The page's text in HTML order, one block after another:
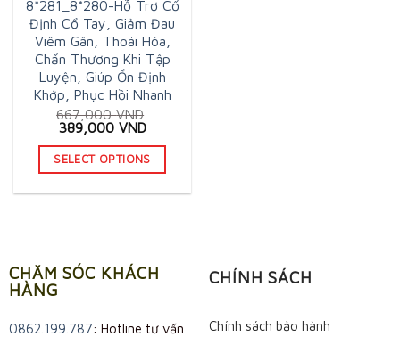
8*281_8*280-Hỗ Trợ Cố
Định Cổ Tay, Giảm Đau
Viêm Gân, Thoái Hóa,
Chấn Thương Khi Tập
Luyện, Giúp Ổn Định
Khớp, Phục Hồi Nhanh
667,000VND
Original
price
was:
667,000 VND.
389,000 VNDCurrent
is:
389,000 VND.
SELECT OPTIONS
variants.
CHĂM SÓC KHÁCH
HÀNG
0862.199.787: Hotline tư vấn
CHÍNH SÁCH
Chính sách bảo hành